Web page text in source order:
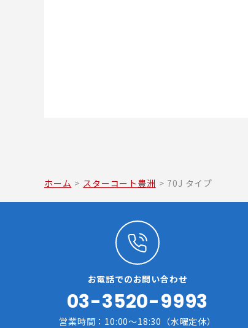
ホーム > スターコート豊洲 > 70J タイプ
お電話でのお問い合わせ
03-3520-9993
営業時間：10:00～18:30（水曜定休）